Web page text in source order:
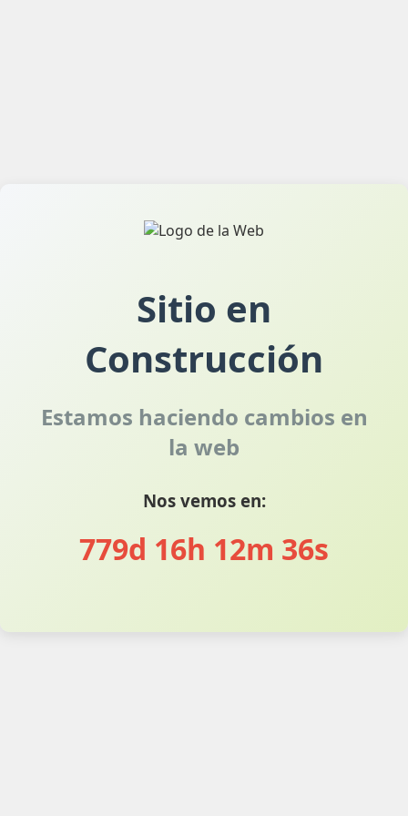
Sitio en
Construcción
Estamos haciendo cambios en
la web
Nos vemos en:
779d 16h 12m 36s